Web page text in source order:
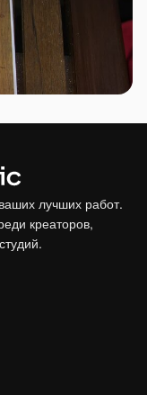
лучших работ.
креаторов,